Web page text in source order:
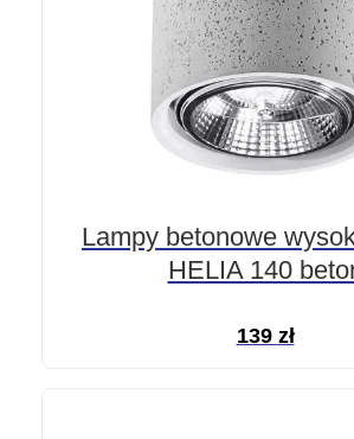
Lampy betonowe
HELIA 140
139 zł